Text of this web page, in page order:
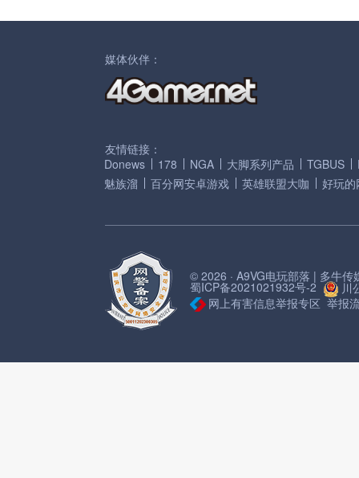
媒体伙伴：
友情链接：
Donews
178 NGA 大脚系列产品 TGBUS
魅族溜
百分网安卓游戏 英雄联盟大咖 好玩的
© 2026 · A9VG电玩部落 | 多牛传
蜀ICP备2021021932号-2
川
网上有害信息举报专区 举报